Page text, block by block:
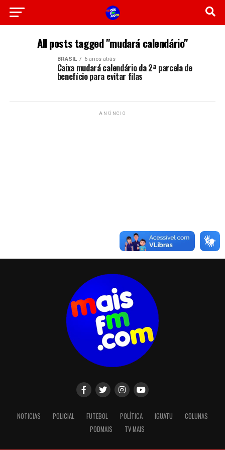
All posts tagged "mudará calendário"
BRASIL 6 anos atrás
Caixa mudará calendário da 2ª parcela de
benefício para evitar filas
ANÚNCIO
NOTICIAS POLICIAL FUTEBOL POLÍTICA IGUATU
COLUNAS
PODMAIS
TV MAIS